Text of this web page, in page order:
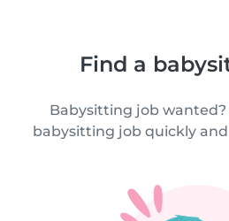
Find a
Babysitting job
babysitting job quickly and